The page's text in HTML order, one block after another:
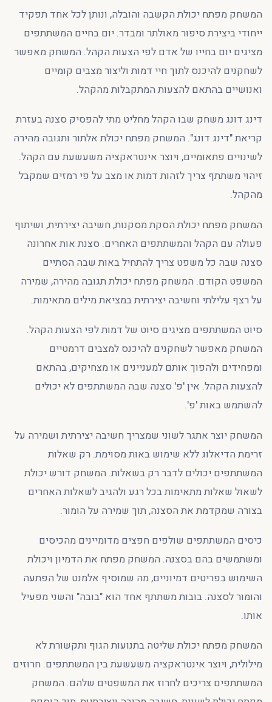
המשחק מפתח יכולת הקשבה והובלה, ונותן לכל אחד תפקיד
ייחודי ביצירת סיפור מאולתר ומבדר. יום בחיים המשתתפים
מציגים יום בחייו של אדם לפי הצעות הקהל. המשחק מאפשר
לשחקנים להיכנס לתוך חיי דמות וליצור מצבים קומיים
ואנושיים בהתאם להצעות המתקבלות מהקהל.
דינג דונג משחק שבו הקהל מחליט מתי להפסיק סצנה בעזרת
קריאת "דינג דונג". המשחק מפתח יכולת אלתור ותגובה מהירה
לשינויים פתאומיים, ויוצר אינטראקציה משעשעת עם הקהל.
זיהוי משתתף צריך לזהות דמות או מצב על פי רמזים שמקבל
מהקהל.
המשחק מפתח יכולת הסקת מסקנות, חשיבה יצירתית, ושיתוף
פעולה עם הקהל והמשתתפים האחרים. סצנת אות אחרונה
סצנה שבה כל משפט צריך להתחיל באות שבה הסתיים
המשפט הקודם. המשחק מפתח יכולת תגובה מהירה, שמירה
על רצף עלילתי וחשיבה יצירתית במציאת מילים מתאימות.
סיוט המשתתפים מציגים סיוט של דמות לפי הצעות הקהל.
המשחק מאפשר לשחקנים להיכנס למצבים דרמטיים
ומפחידים ולהפוך אותם למעניינים או מצחיקים, בהתאם
להצעות הקהל. אין 'פ' סצנה שבה המשתתפים לא יכולים
להשתמש באות 'פ'.
המשחק יוצר אתגר לשוני שמצריך חשיבה יצירתית ושמירה על
זרימת הדיאלוג ללא שימוש באות מסוימת. רק שאלות
המשתתפים יכולים לדבר רק בשאלות. המשחק דורש יכולת
לשאול שאלות מתאימות בכל רגע ולהגיב לשאלות האחרים
בצורה שמקדמת את הסצנה, תוך שמירה על הומור.
כיסים המשתתפים שולפים חפצים מדומיינים מהכיסים
ומשתמשים בהם בסצנה. המשחק מפתח את הדמיון ויכולת
השימוש בפריטים דמיוניים, מה שמוסיף אלמנט של הפתעה
והומור לסצנה. בובות משתתף אחד הוא "בובה" והשני מפעיל
אותו.
המשחק מפתח יכולת שליטה בתנועות הגוף ותקשורת לא
מילולית, ויוצר אינטראקציה משעשעת בין המשתתפים. חרוזים
המשתתפים צריכים לחרוז את המשפטים שלהם. המשחק